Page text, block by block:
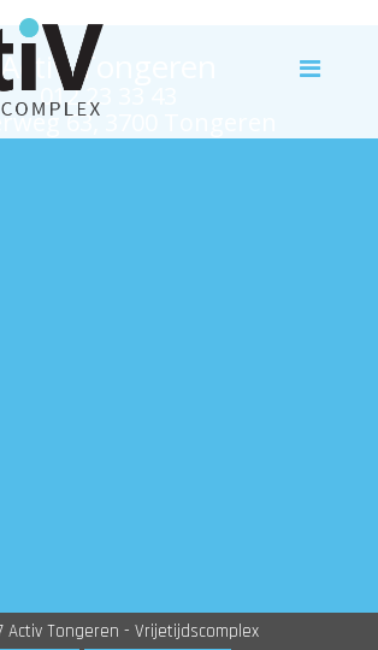
Activ Tongeren
012 23 33 43
63, 3700 Tongeren
Activ Tongeren - Vrijetijdscomplex